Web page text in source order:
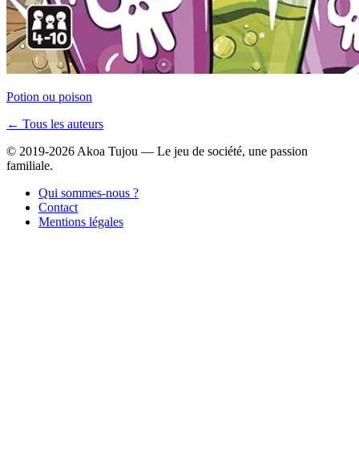
Potion ou poison
← Tous les auteurs
© 2019-2026 Akoa Tujou — Le jeu de société, une passion
familiale.
Qui sommes-nous ?
Contact
Mentions légales